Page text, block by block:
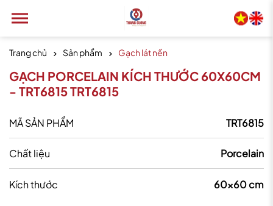
Trang chủ Sản phẩm Gạch lát nền
GẠCH PORCELAIN KÍCH THƯỚC 60X60CM
- TRT6815 TRT6815
MÃ SẢN PHẨM TRT6815
Chất liệu Porcelain
Kích thước 60x60 cm